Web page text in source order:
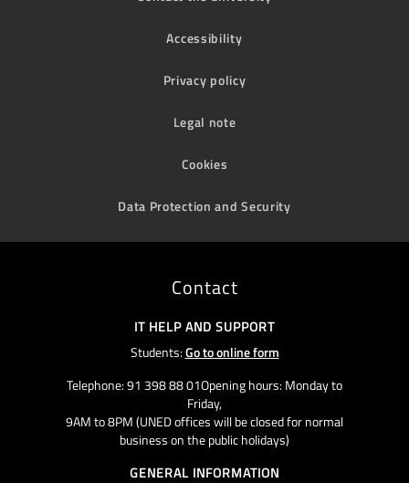
Accessibility
Privacy policy
Legal note
Cookies
Data Protection and Security
Contact
IT HELP AND SUPPORT
Students:Go to online form
Telephone: 91 398 88 01Opening hours: Monday to
Friday,
9AM to 8PM (UNED offices will be closed for normal
business on the public holidays)
GENERAL INFORMATION